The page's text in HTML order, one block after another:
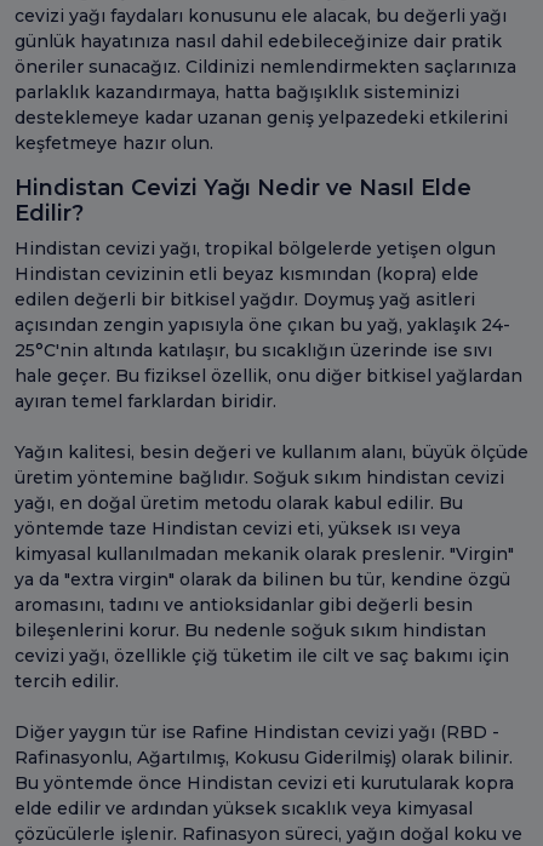
cevizi yağı faydaları konusunu ele alacak, bu değerli yağı
günlük hayatınıza nasıl dahil edebileceğinize dair pratik
öneriler sunacağız. Cildinizi nemlendirmekten saçlarınıza
parlaklık kazandırmaya, hatta bağışıklık sisteminizi
desteklemeye kadar uzanan geniş yelpazedeki etkilerini
keşfetmeye hazır olun.
Hindistan Cevizi Yağı Nedir ve Nasıl Elde
Edilir?
Hindistan cevizi yağı, tropikal bölgelerde yetişen olgun
Hindistan cevizinin etli beyaz kısmından (kopra) elde
edilen değerli bir bitkisel yağdır. Doymuş yağ asitleri
açısından zengin yapısıyla öne çıkan bu yağ, yaklaşık 24-
25°C'nin altında katılaşır, bu sıcaklığın üzerinde ise sıvı
hale geçer. Bu fiziksel özellik, onu diğer bitkisel yağlardan
ayıran temel farklardan biridir.
Yağın kalitesi, besin değeri ve kullanım alanı, büyük ölçüde
üretim yöntemine bağlıdır. Soğuk sıkım hindistan cevizi
yağı, en doğal üretim metodu olarak kabul edilir. Bu
yöntemde taze Hindistan cevizi eti, yüksek ısı veya
kimyasal kullanılmadan mekanik olarak preslenir. "Virgin"
ya da "extra virgin" olarak da bilinen bu tür, kendine özgü
aromasını, tadını ve antioksidanlar gibi değerli besin
bileşenlerini korur. Bu nedenle soğuk sıkım hindistan
cevizi yağı, özellikle çiğ tüketim ile cilt ve saç bakımı için
tercih edilir.
Diğer yaygın tür ise Rafine Hindistan cevizi yağı (RBD -
Rafinasyonlu, Ağartılmış, Kokusu Giderilmiş) olarak bilinir.
Bu yöntemde önce Hindistan cevizi eti kurutularak kopra
elde edilir ve ardından yüksek sıcaklık veya kimyasal
çözücülerle işlenir. Rafinasyon süreci, yağın doğal koku ve